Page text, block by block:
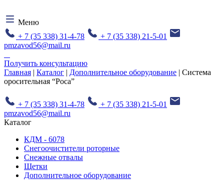
Меню
+ 7 (35 338) 31-4-78
+ 7 (35 338) 21-5-01
pmzavod56@mail.ru
Получить консультацию
Главная | Каталог | Дополнительное оборудование | Система
оросительная “Роса”
+ 7 (35 338) 31-4-78
+ 7 (35 338) 21-5-01
pmzavod56@mail.ru
Каталог
КДМ - 6078
Снегоочистители роторные
Снежные отвалы
Щетки
Дополнительное оборудование